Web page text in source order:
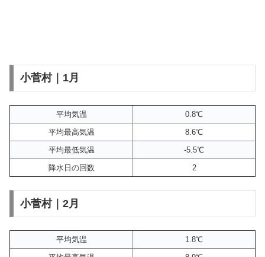
小菅村｜1月
平均気温
0.8℃
平均最高気温
8.6℃
平均最低気温
-5.5℃
降水日の回数
2
小菅村｜2月
平均気温
1.8℃